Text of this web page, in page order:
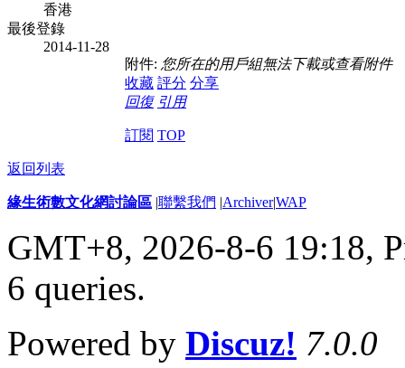
香港
最後登錄
2014-11-28
附件: 您所在的用戶組無法下載或查看附件
收藏 評分 分享
回復 引用
訂閱 TOP
返回列表
緣生術數文化網討論區 |聯繫我們 |Archiver|WAP
GMT+8, 2026-8-6 19:18,
6 queries.
Powered by Discuz! 7.0.0